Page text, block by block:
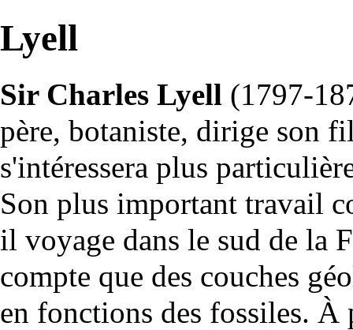
Lyell
Sir Charles Lyell (1797-
père, botaniste, dirige son
s'intéressera plus
Son plus important travail
il voyage dans le sud de la
compte que des couches
en fonctions des fossiles. À